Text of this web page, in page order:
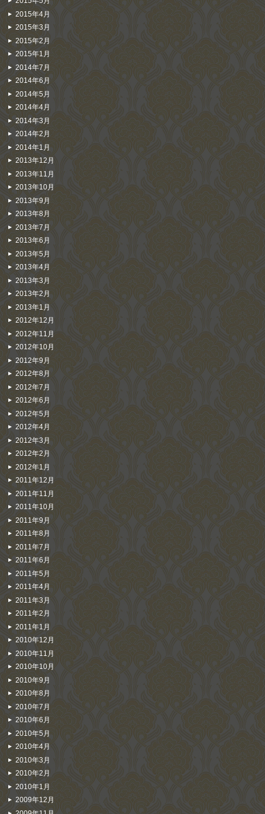
2015年4月
2015年3月
2015年2月
2015年1月
2014年7月
2014年6月
2014年5月
2014年4月
2014年3月
2014年2月
2014年1月
2013年12月
2013年11月
2013年10月
2013年9月
2013年8月
2013年7月
2013年6月
2013年5月
2013年4月
2013年3月
2013年2月
2013年1月
2012年12月
2012年11月
2012年10月
2012年9月
2012年8月
2012年7月
2012年6月
2012年5月
2012年4月
2012年3月
2012年2月
2012年1月
2011年12月
2011年11月
2011年10月
2011年9月
2011年8月
2011年7月
2011年6月
2011年5月
2011年4月
2011年3月
2011年2月
2011年1月
2010年12月
2010年11月
2010年10月
2010年9月
2010年8月
2010年7月
2010年6月
2010年5月
2010年4月
2010年3月
2010年2月
2010年1月
2009年12月